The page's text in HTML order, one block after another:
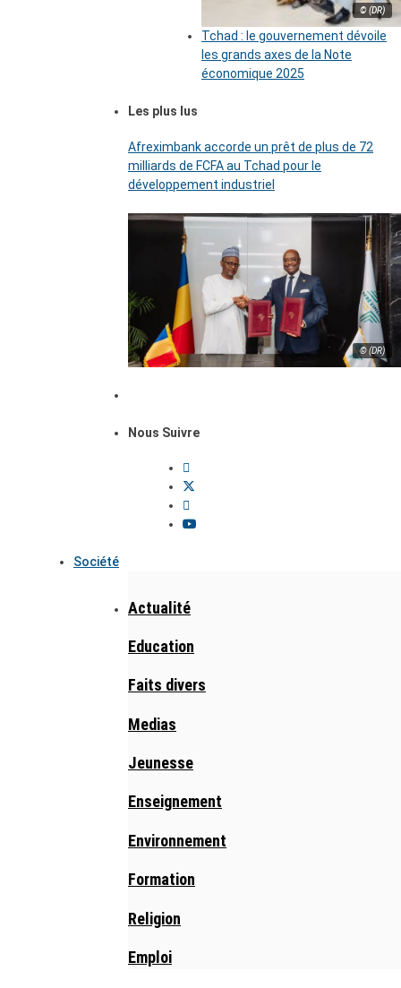
© (DR)
Tchad : le gouvernement dévoile
les grands axes de la Note
économique 2025
Les plus lus
Afreximbank accorde un prêt de plus de 72
milliards de FCFA au Tchad pour le
développement industriel
© (DR)
Nous Suivre
Société
Actualité
Education
Faits divers
Medias
Jeunesse
Enseignement
Environnement
Formation
Religion
Emploi